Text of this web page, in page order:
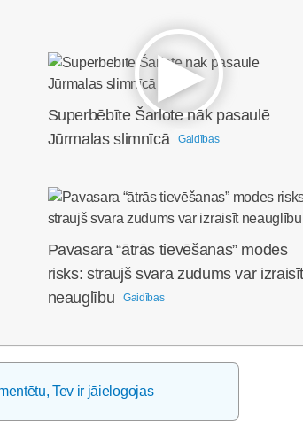
Superbēbīte Šarlote nāk pasaulē
Jūrmalas slimnīcā
Gaidības
Pavasara “ātrās tievēšanas” modes
risks: straujš svara zudums var izraisīt
neauglību
Gaidības
Tev ir jāielogojas